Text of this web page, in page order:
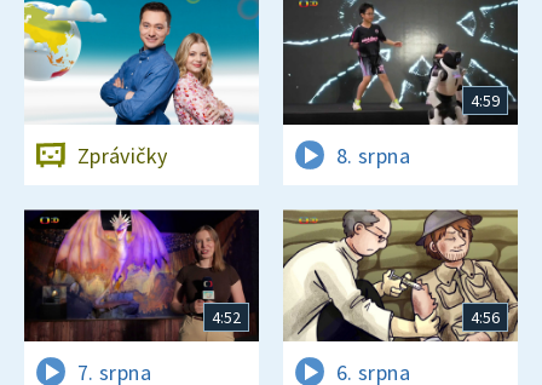
Zprávičky
4:59
8. srpna
4:52
7. srpna
4:56
6. srpna